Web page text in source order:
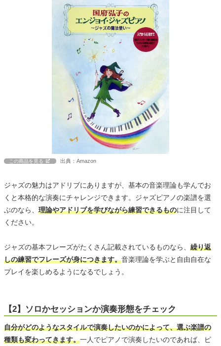
この商品を見る 出典：Amazon
ジャズの魅力はアドリブにありますが、基本の音楽理論も学んでお
くと本格的な演奏にチャレンジできます。ジャズピアノの楽譜を選
ぶのなら、 理論やアドリブを学びながら練習できるものに注目して
ください。
ジャズの基本フレーズがたくさん記載されているものなら、 繰り返
しの練習でフレーズが身につきます。音楽理論を学ぶと自由自在な
プレイを楽しめるようになるでしょう。
【2】ソロかセッションか演奏形態をチェック
自分がどのようなスタイルで演奏したいのかによって、選ぶ楽譜の
種類も変わってきます。一人でピアノで演奏したいのであれば、ピ